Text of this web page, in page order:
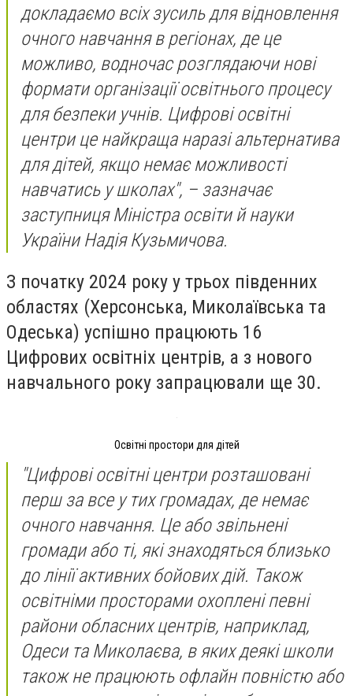
докладаємо всіх зусиль для відновлення
очного навчання в регіонах, де це
можливо, водночас розглядаючи нові
формати організації освітнього процесу
для безпеки учнів. Цифрові освітні
центри це найкраща наразі альтернатива
для дітей, якщо немає можливості
навчатись у школах", – зазначає
заступниця Міністра освіти й науки
України Надія Кузьмичова.
З початку 2024 року у трьох південних
областях (Херсонська, Миколаївська та
Одеська) успішно працюють 16
Цифрових освітніх центрів, а з нового
навчального року запрацювали ще 30.
Освітні простори для дітей
"Цифрові освітні центри розташовані
перш за все у тих громадах, де немає
очного навчання. Це або звільнені
громади або ті, які знаходяться близько
до лінії активних бойових дій. Також
освітніми просторами охоплені певні
райони обласних центрів, наприклад,
Одеси та Миколаєва, в яких деякі школи
також не працюють офлайн повністю або